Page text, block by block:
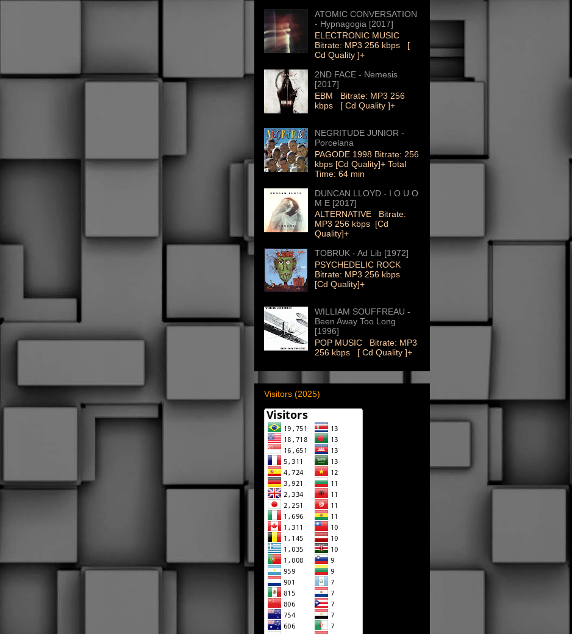
ATOMIC CONVERSATION
- Hypnagogia [2017]
ELECTRONIC MUSIC
Bitrate: MP3 256 kbps [
Cd Quality ]+
2ND FACE - Nemesis
[2017]
EBM Bitrate: MP3 256
kbps [ Cd Quality ]+
NEGRITUDE JUNIOR -
Porcelana
PAGODE 1998 Bitrate: 256
kbps [Cd Quality]+ Total
Time: 64 min
DUNCAN LLOYD - I O U O
M E [2017]
ALTERNATIVE Bitrate:
MP3 256 kbps [Cd
Quality]+
TOBRUK - Ad Lib [1972]
PSYCHEDELIC ROCK
Bitrate: MP3 256 kbps
[Cd Quality]+
WILLIAM SOUFFREAU -
Been Away Too Long
[1996]
POP MUSIC Bitrate: MP3
256 kbps [ Cd Quality ]+
Visitors (2025)